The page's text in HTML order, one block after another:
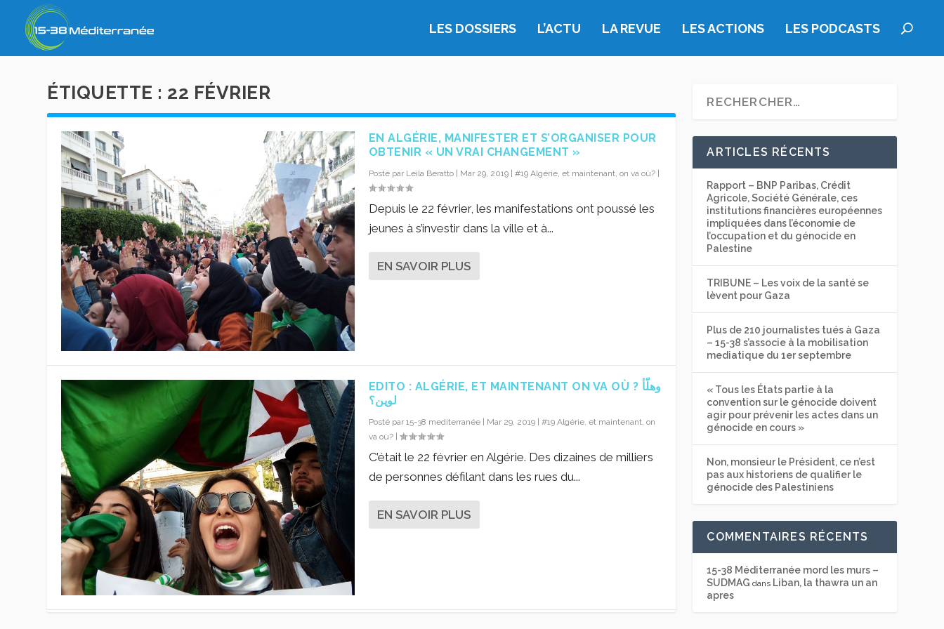
LES DOSSIERS L’ACTU LA REVUE LES ACTIONS LES PODCASTS
ÉTIQUETTE : 22 FÉVRIER
EN ALGÉRIE, MANIFESTER ET S’ORGANISER POUR
OBTENIR « UN VRAI CHANGEMENT »
Posté par Leila Beratto| Mar 29, 2019| #19 Algérie, et maintenant, on va où?|
Depuis le 22 février, les manifestations ont poussé les
jeunes à s’investir dans la ville et à...
EN SAVOIR PLUS
EDITO : ALGÉRIE, ET MAINTENANT ON VA OÙ ? وهلّأ
لوين؟
Posté par 15-38 mediterranée| Mar 29, 2019| #19 Algérie, et maintenant, on
va où?|
C’était le 22 février en Algérie. Des dizaines de milliers
de personnes défilant dans les rues du...
EN SAVOIR PLUS
ARTICLES RÉCENTS
Rapport – BNP Paribas, Crédit
Agricole, Société Générale, ces
institutions financières européennes
impliquées dans l’économie de
l’occupation et du génocide en
Palestine
TRIBUNE – Les voix de la santé se
lèvent pour Gaza
Plus de 210 journalistes tués à Gaza
– 15-38 s’associe à la mobilisation
mediatique du 1er septembre
« Tous les États partie à la
convention sur le génocide doivent
agir pour prévenir les actes dans un
génocide en cours »
Non, monsieur le Président, ce n’est
pas aux historiens de qualifier le
génocide des Palestiniens
COMMENTAIRES RÉCENTS
15-38 Méditerranée mord les murs –
SUDMAG dans Liban, la thawra un an
apres